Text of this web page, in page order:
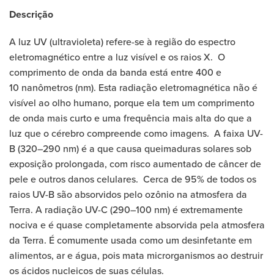
Descrição
A luz UV (ultravioleta) refere-se à região do espectro
eletromagnético entre a luz visível e os raios X. O
comprimento de onda da banda está entre 400 e
10 nanômetros (nm). Esta radiação eletromagnética não é
visível ao olho humano, porque ela tem um comprimento
de onda mais curto e uma frequência mais alta do que a
luz que o cérebro compreende como imagens. A faixa UV-
B (320–290 nm) é a que causa queimaduras solares sob
exposição prolongada, com risco aumentado de câncer de
pele e outros danos celulares. Cerca de 95% de todos os
raios UV-B são absorvidos pelo ozônio na atmosfera da
Terra. A radiação UV-C (290–100 nm) é extremamente
nociva e é quase completamente absorvida pela atmosfera
da Terra. É comumente usada como um desinfetante em
alimentos, ar e água, pois mata microrganismos ao destruir
os ácidos nucleicos de suas células.